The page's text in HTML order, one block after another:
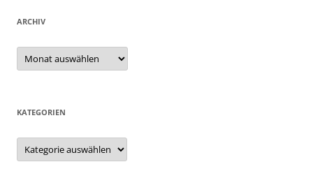
ARCHIV
Archiv
KATEGORIEN
Kategorien